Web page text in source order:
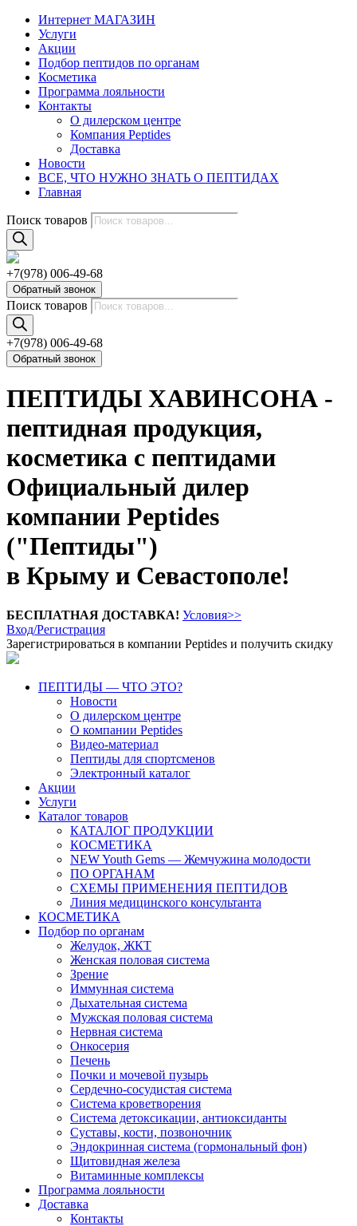
Интернет МАГАЗИН
Услуги
Акции
Подбор пептидов по органам
Косметика
Программа лояльности
Контакты
О дилерском центре
Компания Peptides
Доставка
Новости
ВСЕ, ЧТО НУЖНО ЗНАТЬ О ПЕПТИДАХ
Главная
Поиск товаров
+7(978) 006-49-68
Обратный звонок
Поиск товаров
+7(978) 006-49-68
Обратный звонок
ПЕПТИДЫ ХАВИНСОНА -
пептидная продукция,
косметика с пептидами
Официальный дилер
компании Peptides
("Пептиды")
в Крыму и Севастополе!
БЕСПЛАТНАЯ ДОСТАВКА! Условия>>
Вход/Регистрация
Зарегистрироваться в компании Peptides и получить скидку
ПЕПТИДЫ — ЧТО ЭТО?
Новости
О дилерском центре
О компании Peptides
Видео-материал
Пептиды для спортсменов
Электронный каталог
Акции
Услуги
Каталог товаров
КАТАЛОГ ПРОДУКЦИИ
КОСМЕТИКА
NEW Youth Gems — Жемчужина молодости
ПО ОРГАНАМ
СХЕМЫ ПРИМЕНЕНИЯ ПЕПТИДОВ
Линия медицинского консультанта
КОСМЕТИКА
Подбор по органам
Желудок, ЖКТ
Женская половая система
Зрение
Иммунная система
Дыхательная система
Мужская половая система
Нервная система
Онкосерия
Печень
Почки и мочевой пузырь
Сердечно-сосудистая система
Система кроветворения
Система детоксикации, антиоксиданты
Суставы, кости, позвоночник
Эндокринная система (гормональный фон)
Щитовидная железа
Витаминные комплексы
Программа лояльности
Доставка
Контакты